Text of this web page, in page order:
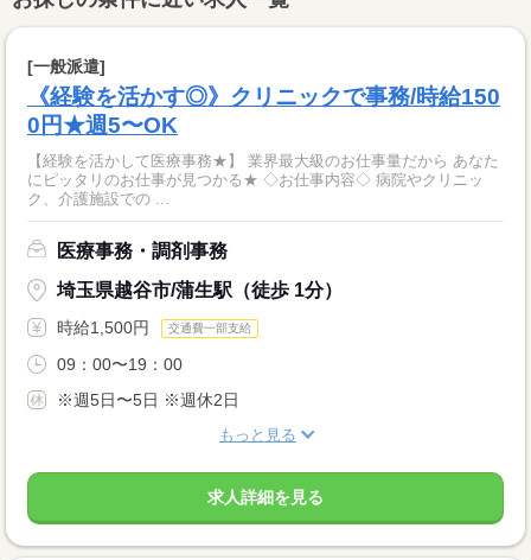
[一般派遣]
《経験を活かす◎》クリニックで事務/時給150
0円★週5〜OK
【経験を活かして医療事務★】 業界最大級のお仕事量だから あなた
にピッタリのお仕事が見つかる★ ◇お仕事内容◇ 病院やクリニッ
ク、介護施設での ...
医療事務・調剤事務
埼玉県越谷市/蒲生駅（徒歩 1分）
時給1,500円 交通費一部支給
09：00〜19：00
※週5日〜5日 ※週休2日
もっと見る
求人詳細を見る